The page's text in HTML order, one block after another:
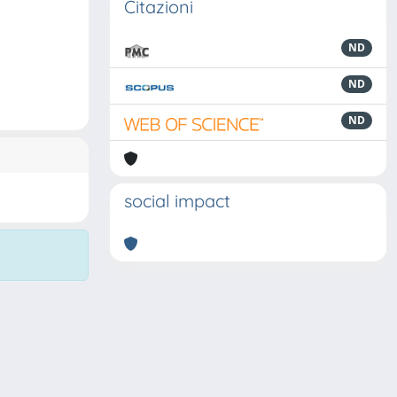
Citazioni
ND
ND
ND
social impact